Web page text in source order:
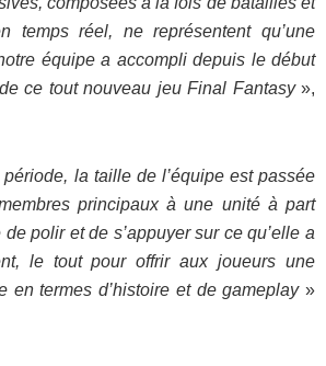
temps réel, ne représentent qu’une
équipe a accompli depuis le début
ce tout nouveau jeu Final Fantasy »,
la taille de l’équipe est passée
principaux à une unité à part
polir et de s’appuyer sur ce qu’elle a
le tout pour offrir aux joueurs une
en termes d’histoire et de gameplay »